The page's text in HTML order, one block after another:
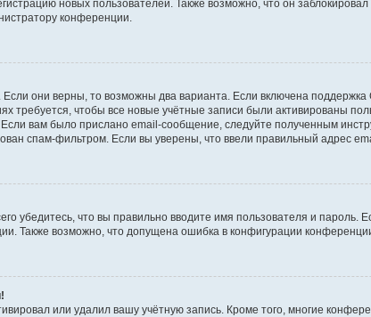
новых пользователей. Также возможно, что он
конференции.
они верны, то возможны два варианта. Если включена поддержка
требуется, чтобы все новые учётные записи были активированы
вам было прислано email-сообщение, следуйте полученным
спам-фильтром. Если вы уверены, что ввели правильный адрес
убедитесь, что вы правильно вводите имя пользователя и
Также возможно, что допущена ошибка в конфигурации
или удалил вашу учётную запись. Кроме того, многие